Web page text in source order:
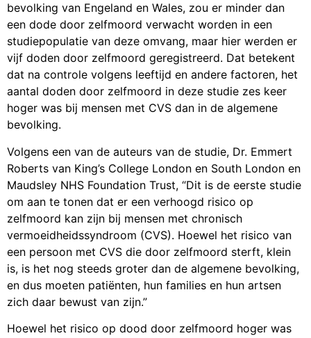
bevolking van Engeland en Wales, zou er minder dan
een dode door zelfmoord verwacht worden in een
studiepopulatie van deze omvang, maar hier werden er
vijf doden door zelfmoord geregistreerd. Dat betekent
dat na controle volgens leeftijd en andere factoren, het
aantal doden door zelfmoord in deze studie zes keer
hoger was bij mensen met CVS dan in de algemene
bevolking.
Volgens een van de auteurs van de studie, Dr. Emmert
Roberts van King’s College London en South London en
Maudsley NHS Foundation Trust, “Dit is de eerste studie
om aan te tonen dat er een verhoogd risico op
zelfmoord kan zijn bij mensen met chronisch
vermoeidheidssyndroom (CVS). Hoewel het risico van
een persoon met CVS die door zelfmoord sterft, klein
is, is het nog steeds groter dan de algemene bevolking,
en dus moeten patiënten, hun families en hun artsen
zich daar bewust van zijn.”
Hoewel het risico op dood door zelfmoord hoger was